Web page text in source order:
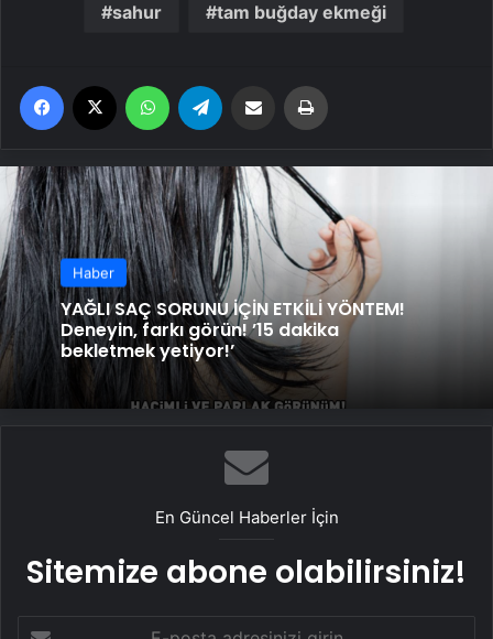
sahur tam buğday ekmeği
Facebook WhatsApp Email'den paylaş
Haber
YAĞLI SAÇ SORUNU İÇİN ETKİLİ YÖNTEM!
Deneyin, farkı görün! ’15 dakika
bekletmek yetiyor!’
En Güncel Haberler İçin
Sitemize abone olabilirsiniz!